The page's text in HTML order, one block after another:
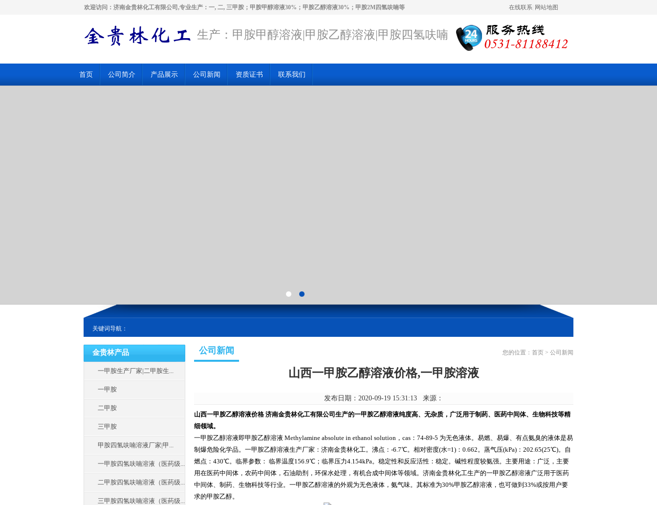
在线联系 网站地图
欢迎访问：济南金贵林化工有限公司,专业生产：一, 二, 三甲胺；甲胺甲醇溶液30%；甲胺乙醇溶液30%；甲胺2M四氢呋喃等
生产：甲胺甲醇溶液|甲胺乙醇溶液|甲胺四氢呋喃
首页 公司简介 产品展示 公司新闻 资质证书 联系我们
关键词导航：
金贵林产品
一甲胺生产厂家|二甲胺生...
一甲胺
二甲胺
三甲胺
甲胺四氢呋喃溶液厂家|甲...
一甲胺四氢呋喃溶液（医药级...
二甲胺四氢呋喃溶液（医药级...
三甲胺四氢呋喃溶液（医药级...
公司新闻 您的位置： 首页 > 公司新闻
山西一甲胺乙醇溶液价格,一甲胺溶液
发布日期：2020-09-19 15:31:13 来源：
山西一甲胺乙醇溶液价格 济南金贵林化工有限公司生产的一甲胺乙醇溶液纯度高、无杂质，广泛用于制药、医药中间体、生物科技等精
细领域。
一甲胺乙醇溶液即甲胺乙醇溶液 Methylamine absolute in ethanol solution，cas：74-89-5 为无色液体。易燃、易爆、有点氨臭的液体是易
制爆危险化学品。一甲胺乙醇溶液生产厂家：济南金贵林化工。沸点：-6.7℃。相对密度(水=1)：0.662。蒸气压(kPa)：202.65(25℃)。自
燃点：430℃。临界参数： 临界温度156.9℃；临界压力4.154kPa。稳定性和反应活性：稳定。碱性程度较氨强。主要用途：广泛，主要
用在医药中间体，农药中间体，石油助剂，环保水处理，有机合成中间体等领域。济南金贵林化工生产的一甲胺乙醇溶液广泛用于医药
中间体、制药、生物科技等行业。一甲胺乙醇溶液的外观为无色液体，氨气味。其标准为30%甲胺乙醇溶液，也可做到33%或按用户要
求的甲胺乙醇。